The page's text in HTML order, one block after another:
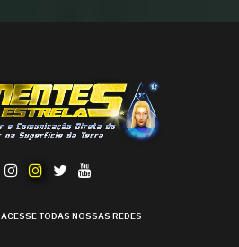
TODAS NOSSAS REDES